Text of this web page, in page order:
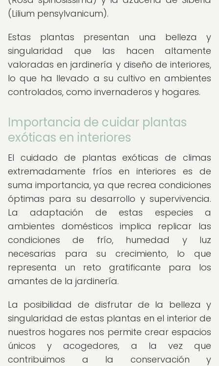
(Lilium pensylvanicum).
Estas plantas presentan una belleza y
singularidad que las hacen altamente
valoradas en jardinería y diseño de interiores,
lo que ha llevado a su cultivo en ambientes
controlados, como invernaderos y hogares.
Importancia de cuidar plantas
exóticas en interiores
El cuidado de plantas exóticas de climas
extremadamente fríos en interiores es de
suma importancia, ya que recrea condiciones
óptimas para su desarrollo y supervivencia.
La adaptación de estas especies a
ambientes domésticos implica replicar las
condiciones de frío, humedad y luz
necesarias para su crecimiento, lo que
representa un reto gratificante para los
amantes de la jardinería.
La posibilidad de disfrutar de la belleza y
singularidad de estas plantas en el interior de
nuestros hogares nos permite crear espacios
únicos y acogedores, a la vez que
contribuimos a la conservación y